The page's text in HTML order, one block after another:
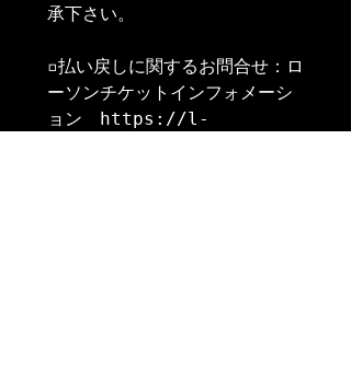
承下さい。
▫️払い戻しに関するお問合せ：ロ
ーソンチケットインフォメーシ
ョン　https://l-